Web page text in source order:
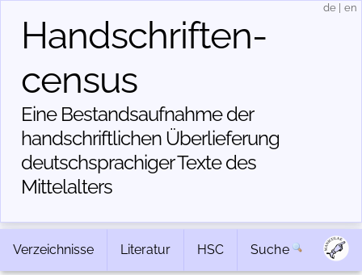
Handschriften­
census
Eine Bestandsaufnahme der
handschriftlichen Über­lieferung
deutschsprachiger Texte des
Mittelalters
de en
Verzeichnisse Literatur HSC Suche